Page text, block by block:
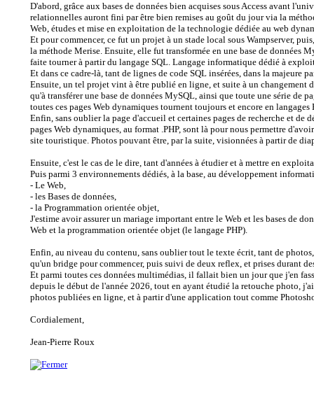
D'abord, grâce aux bases de données bien acquises sous Access avant
relationnelles auront fini par être bien remises au goût du jour via la
Web, études et mise en exploitation de la technologie dédiée au web
Et pour commencer, ce fut un projet à un stade local sous Wampserver,
la méthode Merise. Ensuite, elle fut transformée en une base de données
faite tourner à partir du langage SQL. Langage informatique dédié à
Et dans ce cadre-là, tant de lignes de code SQL insérées, dans la majeure
Ensuite, un tel projet vint à être publié en ligne, et suite à un changement
qu'à transférer une base de données MySQL, ainsi que toute une série de
toutes ces pages Web dynamiques tournent toujours et encore en
Enfin, sans oublier la page d'accueil et certaines pages de recherche et de
pages Web dynamiques, au format .PHP, sont là pour nous permettre
site touristique. Photos pouvant être, par la suite, visionnées à partir de
Ensuite, c'est le cas de le dire, tant d'années à étudier et à mettre en
Puis parmi 3 environnements dédiés, à la base, au développement
- Le Web,
- les Bases de données,
- la Programmation orientée objet,
J'estime avoir assurer un mariage important entre le Web et les bases de
Web et la programmation orientée objet (le langage PHP).
Enfin, au niveau du contenu, sans oublier tout le texte écrit, tant de
qu'un bridge pour commencer, puis suivi de deux reflex, et prises durant
Et parmi toutes ces données multimédias, il fallait bien un jour que j'en
depuis le début de l'année 2026, tout en ayant étudié la retouche photo,
photos publiées en ligne, et à partir d'une application tout comme
Cordialement,
Jean-Pierre Roux